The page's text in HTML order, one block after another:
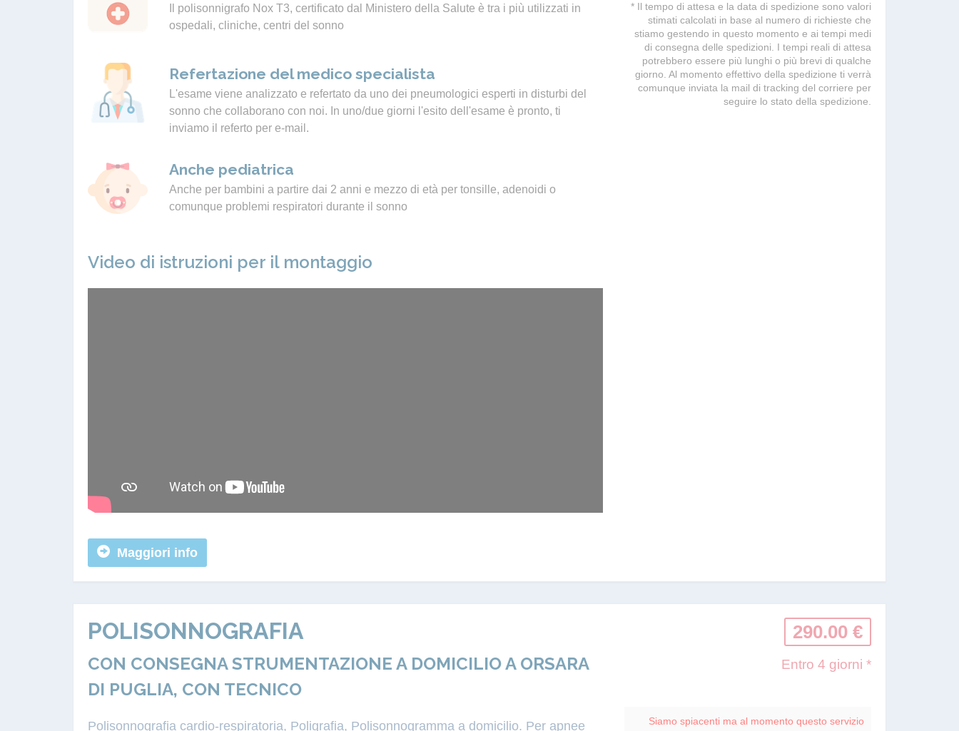
Il polisonnigrafo Nox T3, certificato dal Ministero della Salute è tra i più utilizzati in
ospedali, cliniche, centri del sonno
Refertazione del medico specialista
L'esame viene analizzato e refertato da uno dei pneumologici esperti in disturbi del
sonno che collaborano con noi. In uno/due giorni l'esito dell'esame è pronto, ti
inviamo il referto per e-mail.
Anche pediatrica
Anche per bambini a partire dai 2 anni e mezzo di età per tonsille, adenoidi o
comunque problemi respiratori durante il sonno
Video di istruzioni per il montaggio
Maggiori info
* Il tempo di attesa e la data di spedizione sono valori
stimati calcolati in base al numero di richieste che
stiamo gestendo in questo momento e ai tempi medi
di consegna delle spedizioni. I tempi reali di attesa
potrebbero essere più lunghi o più brevi di qualche
giorno. Al momento effettivo della spedizione ti verrà
comunque inviata la mail di tracking del corriere per
seguire lo stato della spedizione.
POLISONNOGRAFIA
CON CONSEGNA STRUMENTAZIONE A DOMICILIO A ORSARA
DI PUGLIA, CON TECNICO
Polisonnografia cardio-respiratoria, Poligrafia, Polisonnogramma a domicilio. Per apnee
290.00 €
Entro 4 giorni *
Siamo spiacenti ma al momento questo servizio